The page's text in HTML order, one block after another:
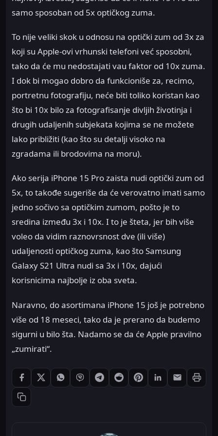
samo sposoban od 5x optičkog zuma.
To nije veliki skok u odnosu na optički zum od 3x za
koji su Apple-ovi vrhunski telefoni već sposobni,
tako da će mu nedostajati vau faktor od 10x zuma.
I dok bi mogao dobro da funkcioniše za, recimo,
portretnu fotografiju, neće biti toliko koristan kao
što bi 10x bilo za fotografisanje divljih životinja i
drugih udaljenih subjekata kojima se ne možete
lako približiti (kao što su detalji visoko na
zgradama ili brodovima na moru).
Ako serija iPhone 15 Pro zaista nudi optički zum od
5x, to takođe sugeriše da će verovatno imati samo
jedno sočivo sa optičkim zumom, pošto je to
sredina između 3x i 10x. I to je šteta, jer bih više
voleo da vidim raznovrsnost dve (ili više)
udaljenosti optičkog zuma, kao što Samsung
Galaxy S21 Ultra nudi sa 3x i 10x, dajući
korisnicima najbolje iz oba sveta.
Naravno, do asortimana iPhone 15 još je potrebno
više od 18 meseci, tako da je prerano da budemo
sigurni u bilo šta. Nadamo se da će Apple pravilno
„zumirati“.
Podeli: Facebook
Podeli: XPodeli: WhatsApp
Podeli: Viber
Podeli: Telegram
Podeli: Reddit
Podeli: Pinterest
Podeli: LinkedIn
Podeli:
Kopiraj link